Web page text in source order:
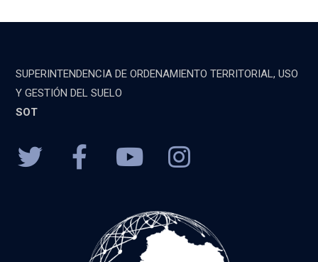
SUPERINTENDENCIA DE ORDENAMIENTO TERRITORIAL, USO
Y GESTIÓN DEL SUELO
SOT